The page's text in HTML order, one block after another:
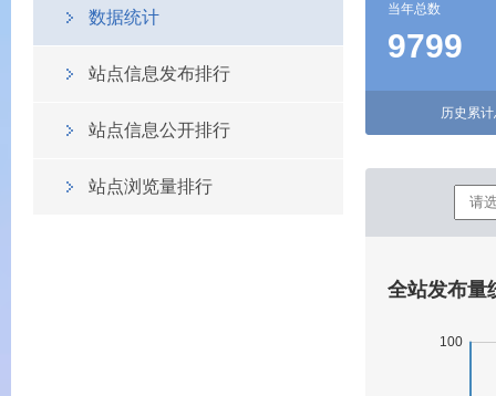
数据统计
站点信息发布排行
站点信息公开排行
站点浏览量排行
当年总数
9799
历史累